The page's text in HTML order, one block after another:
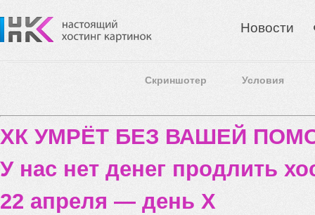
Новости
Скриншотер Условия
ХК УМРЁТ БЕЗ ВАШЕЙ
У нас нет денег продлить
22 апреля — день X